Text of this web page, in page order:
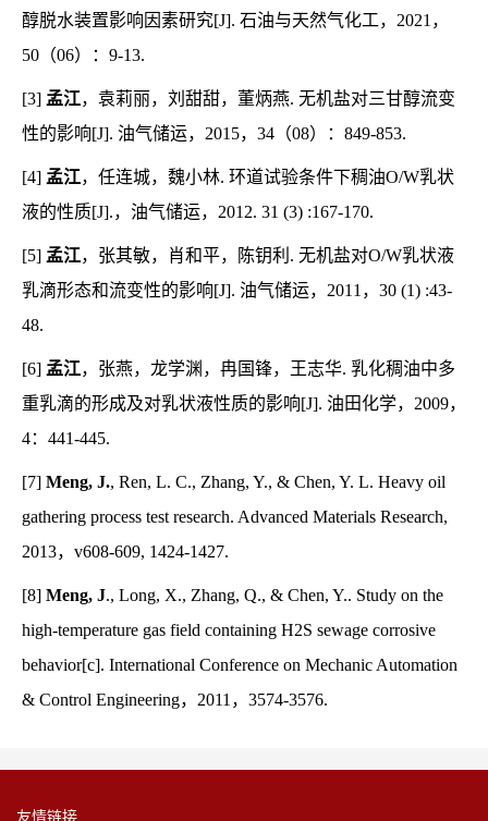
醇脱水装置影响因素研究[J]. 石油与天然气化工，2021，
50（06）：9-13.
[3] 孟江，袁莉丽，刘甜甜，董炳燕. 无机盐对三甘醇流变
性的影响[J]. 油气储运，2015，34（08）：849-853.
[4] 孟江，任连城，魏小林. 环道试验条件下稠油O/W乳状
液的性质[J].，油气储运，2012. 31 (3) :167-170.
[5] 孟江，张其敏，肖和平，陈钥利. 无机盐对O/W乳状液
乳滴形态和流变性的影响[J]. 油气储运，2011，30 (1) :43-
48.
[6] 孟江，张燕，龙学渊，冉国锋，王志华. 乳化稠油中多
重乳滴的形成及对乳状液性质的影响[J]. 油田化学，2009，
4：441-445.
[7] Meng, J., Ren, L. C., Zhang, Y., & Chen, Y. L. Heavy oil
gathering process test research. Advanced Materials Research,
2013，v608-609, 1424-1427.
[8] Meng, J., Long, X., Zhang, Q., & Chen, Y.. Study on the
high-temperature gas field containing H2S sewage corrosive
behavior[c]. International Conference on Mechanic Automation
& Control Engineering，2011，3574-3576.
友情链接